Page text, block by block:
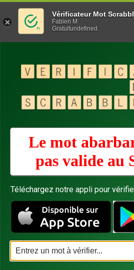
Le mot
pas valide au
Téléchargez notre appli pour
Vérificateur Mot
Fabien M
Gratuitundefined